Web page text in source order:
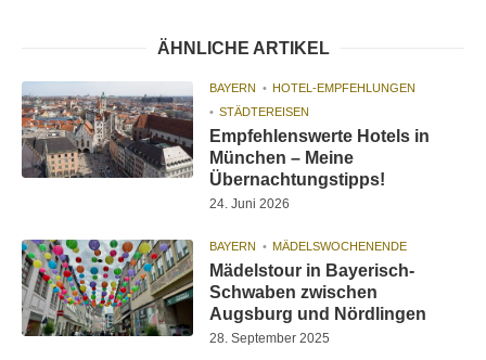
ÄHNLICHE ARTIKEL
BAYERN
HOTEL-EMPFEHLUNGEN
STÄDTEREISEN
Empfehlenswerte Hotels in
München – Meine
Übernachtungstipps!
24. Juni 2026
BAYERN MÄDELSWOCHENENDE
Mädelstour in Bayerisch-
Schwaben zwischen
Augsburg und Nördlingen
28. September 2025